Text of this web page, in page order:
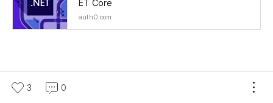
ET Core
auth0.com
3 0